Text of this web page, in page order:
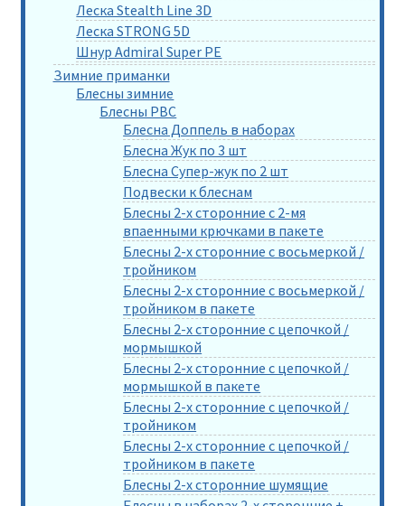
Леска Stealth Line 3D
Леска STRONG 5D
Шнур Admiral Super PE
Зимние приманки
Блесны зимние
Блесны РВС
Блесна Доппель в наборах
Блесна Жук по 3 шт
Блесна Супер-жук по 2 шт
Подвески к блеснам
Блесны 2-х сторонние с 2-мя
впаенными крючками в пакете
Блесны 2-х сторонние с восьмеркой /
тройником
Блесны 2-х сторонние с восьмеркой /
тройником в пакете
Блесны 2-х сторонние с цепочкой /
мормышкой
Блесны 2-х сторонние с цепочкой /
мормышкой в пакете
Блесны 2-х сторонние с цепочкой /
тройником
Блесны 2-х сторонние с цепочкой /
тройником в пакете
Блесны 2-х сторонние шумящие